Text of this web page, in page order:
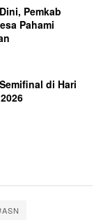
Pemkab
Pahami
di Hari